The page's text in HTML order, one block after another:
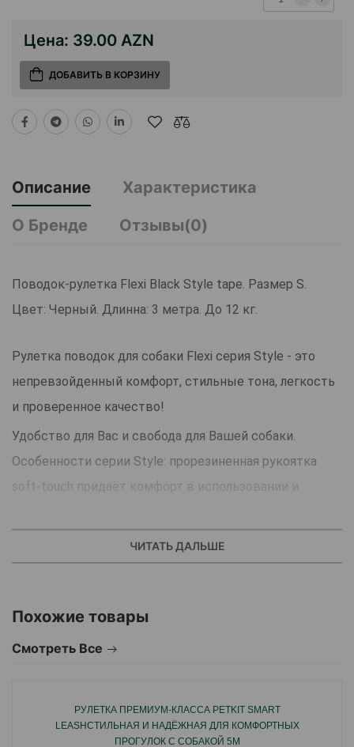
Цена: 39.00 AZN
ДОБАВИТЬ В КОРЗИНУ
Описание
Характеристика
О Бренде
Отзывы(0)
Поводок-рулетка Flexi Black Style tape. Размер S.
Цвет: Черный. Длинна: 3 метра. До 12 кг.
Рулетка поводок для собаки Flexi серия Style - это
непревзойденный комфорт, стильные тона, легкость
и проверенное качество!
Удобство для Вас и свобода для Вашей собаки.
Особенности серии Style: прорезиненная рукоятка
soft-touch придаёт комфорт в использовании и
Маленький размер рулетки: легко убрать в карман.
Запатентованная система сматывания и фиксации
контролировать поведение животного всего одним
движением пальца. Комфортная тормозная система.
На собаку весом до 12кг.
Вес рулетки: 117,8 г.
ЧИТАТЬ ДАЛЬШЕ
Похожие товары
Смотреть Все
РУЛЕТКА ПРЕМИУМ-КЛАССА PETKIT SMART
LEASHСТИЛЬНАЯ И НАДЁЖНАЯ ДЛЯ КОМФОРТНЫХ
ПРОГУЛОК С СОБАКОЙ 5М